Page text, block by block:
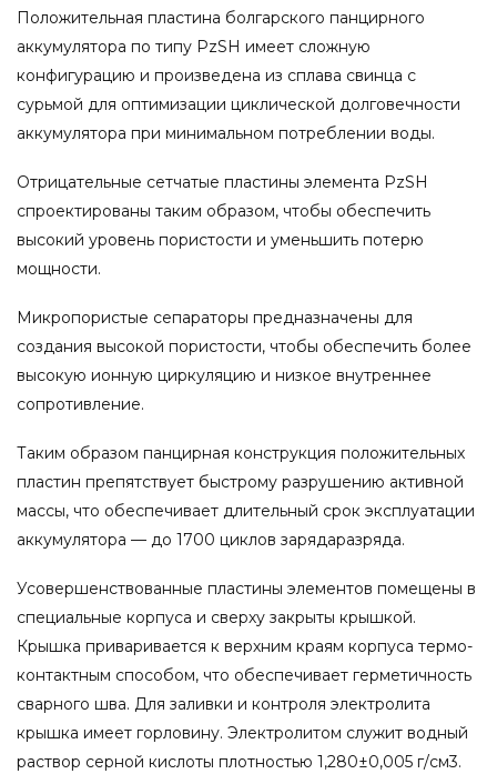
Положительная пластина болгарского панцирного
аккумулятора по типу PzSH имеет сложную
конфигурацию и произведена из сплава свинца с
сурьмой для оптимизации циклической долговечности
аккумулятора при минимальном потреблении воды.
Отрицательные сетчатые пластины элемента PzSH
спроектированы таким образом, чтобы обеспечить
высокий уровень пористости и уменьшить потерю
мощности.
Микропористые сепараторы предназначены для
создания высокой пористости, чтобы обеспечить более
высокую ионную циркуляцию и низкое внутреннее
сопротивление.
Таким образом панцирная конструкция положительных
пластин препятствует быстрому разрушению активной
массы, что обеспечивает длительный срок эксплуатации
аккумулятора — до 1700 циклов зарядаразряда.
Усовершенствованные пластины элементов помещены в
специальные корпуса и сверху закрыты крышкой.
Крышка приваривается к верхним краям корпуса термо-
контактным способом, что обеспечивает герметичность
сварного шва. Для заливки и контроля электролита
крышка имеет горловину. Электролитом служит водный
раствор серной кислоты плотностью 1,280±0,005 г/см3.